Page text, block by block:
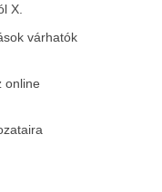
X.
várhatók
online